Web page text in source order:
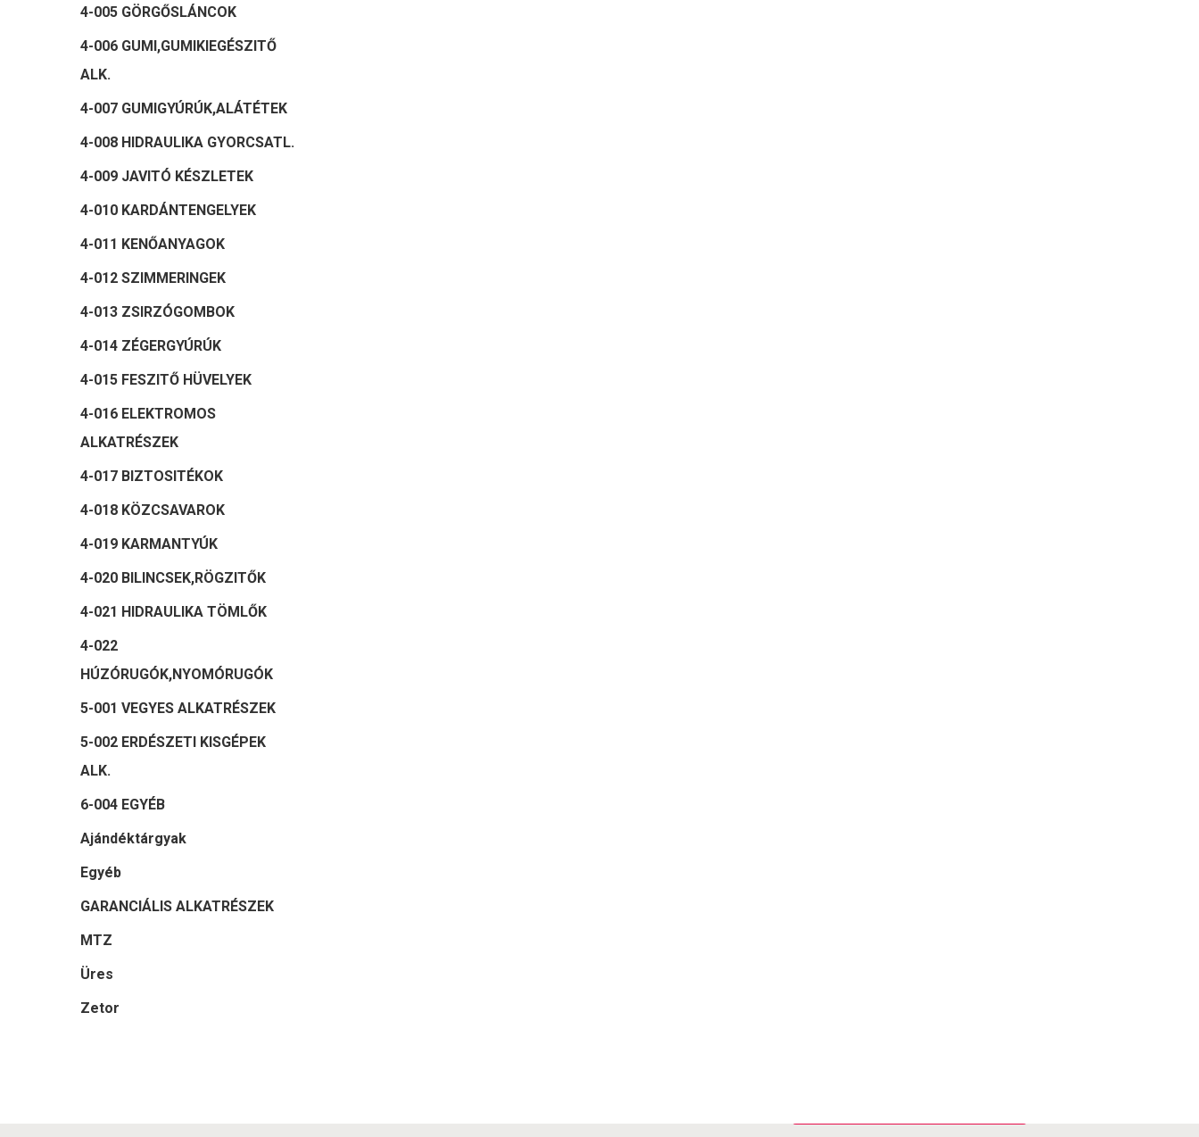
4-005 GÖRGŐSLÁNCOK
4-006 GUMI,GUMIKIEGÉSZITŐ
ALK.
4-007 GUMIGYÚRÚK,ALÁTÉTEK
4-008 HIDRAULIKA GYORCSATL.
4-009 JAVITÓ KÉSZLETEK
4-010 KARDÁNTENGELYEK
4-011 KENŐANYAGOK
4-012 SZIMMERINGEK
4-013 ZSIRZÓGOMBOK
4-014 ZÉGERGYÚRÚK
4-015 FESZITŐ HÜVELYEK
4-016 ELEKTROMOS
ALKATRÉSZEK
4-017 BIZTOSITÉKOK
4-018 KÖZCSAVAROK
4-019 KARMANTYÚK
4-020 BILINCSEK,RÖGZITŐK
4-021 HIDRAULIKA TÖMLŐK
4-022
HÚZÓRUGÓK,NYOMÓRUGÓK
5-001 VEGYES ALKATRÉSZEK
5-002 ERDÉSZETI KISGÉPEK
ALK.
6-004 EGYÉB
Ajándéktárgyak
Egyéb
GARANCIÁLIS ALKATRÉSZEK
MTZ
Üres
Zetor